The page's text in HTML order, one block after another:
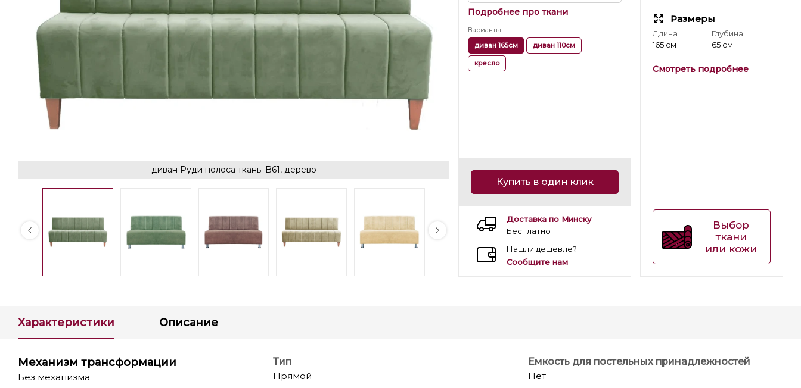
диван Руди полоса ткань_B61, дерево
Подробнее про ткани
Варианты:
диван 165см
диван 110см
кресло
Купить в один клик
Доставка по Минску
Бесплатно
Нашли дешевле?
Сообщите нам
Размеры
Длина
165 см
Глубина
65 см
Смотреть подробнее
Выбор
ткани
или кожи
Характеристики Описание
Механизм трансформации
Без механизма
Тип
Прямой
Емкость для постельных принадлежностей
Нет